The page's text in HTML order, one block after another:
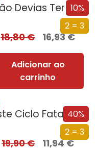
10%
2 = 3
Não Devias Ter Vindo
18,80€ 16,93€
Adicionar ao
carrinho
40%
2 = 3
Este Ciclo Fatal: Uma História da Morte
19,90€ 11,94€